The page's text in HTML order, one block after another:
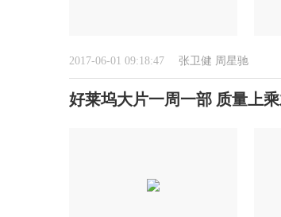
2017-06-01 09:18:47 张卫健 周星驰
好莱坞大片一周一部 质量上